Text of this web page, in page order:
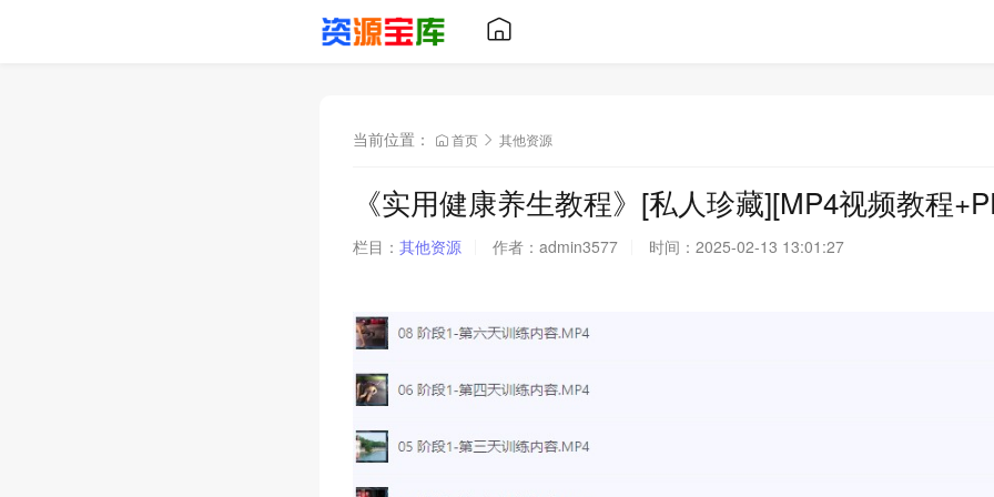
当前位置： 首页 其他资源
《实用健康养生教程》[私人珍藏][MP4视频教程
栏目： 其他资源 作者： admin3577 时间： 2025-02-13 13:01:27